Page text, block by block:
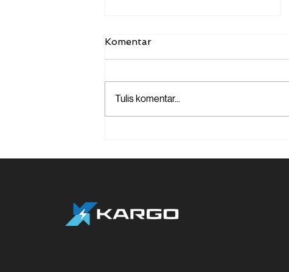
Ekosistem Logistik
Komentar
Tulis komentar...